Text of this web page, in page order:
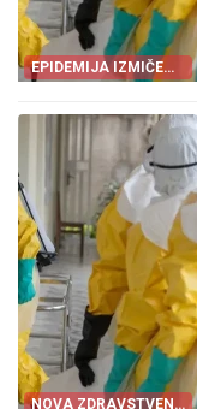
EPIDEMIJA IZMIČE
KONTROLI!
NOVA ZDRAVSTVENA